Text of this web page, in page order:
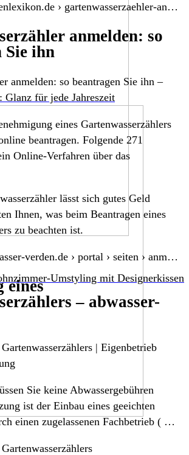
Glanz für jede Jahreszeit
Umstyling mit Designerkissen
› gartenwasserzaehler-an…
anmelden: so
Sie ihn
anmelden: so beantragen Sie ihn –
eines Gartenwasserzählers
beantragen. Folgende 271
Online-Verfahren über das
lässt sich gutes Geld
Ihnen, was beim Beantragen eines
zu beachten ist.
verden.de › portal › seiten › anm…
eines
– abwasser-
| Eigenbetrieb
Sie keine Abwassergebühren
ist der Einbau eines geeichten
einen zugelassenen Fachbetrieb ( …